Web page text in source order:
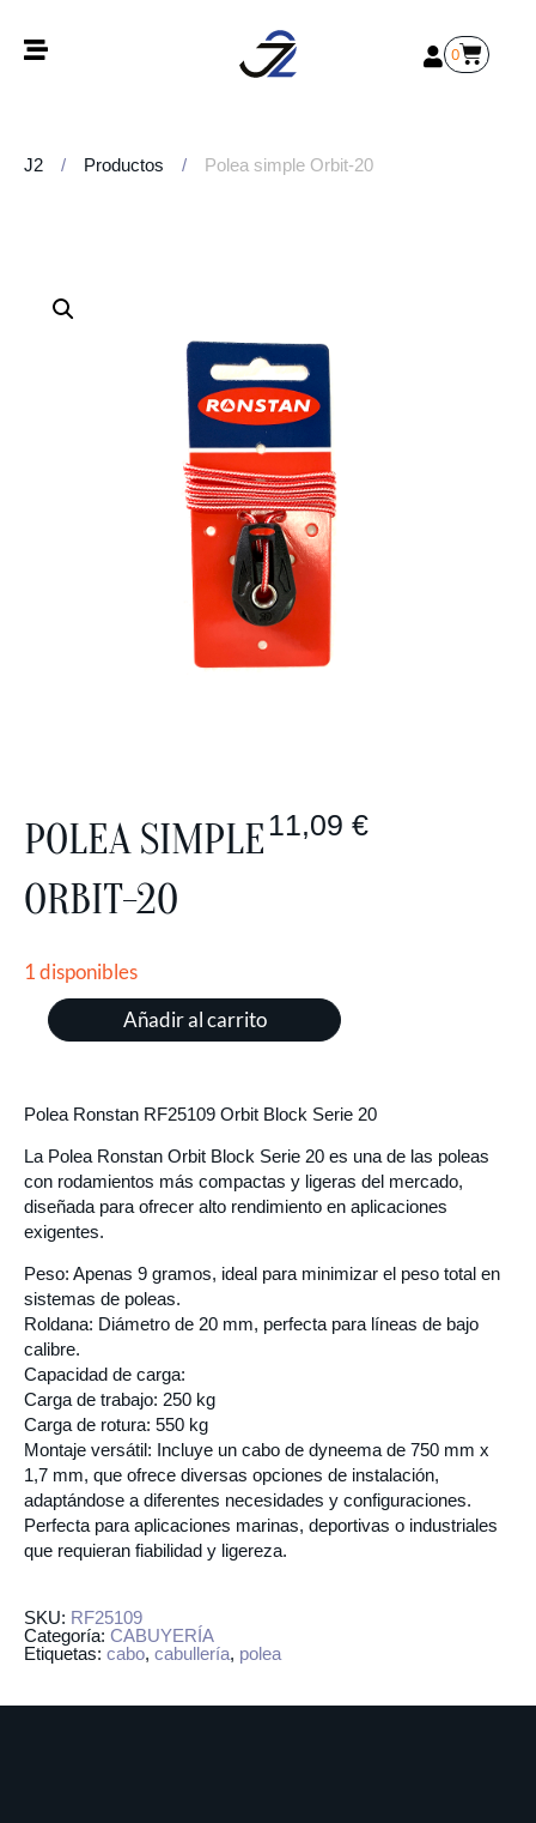
0
J2 / Productos / Polea simple Orbit-20
POLEA SIMPLE
ORBIT-20
11,09 €
1 disponibles
Añadir al carrito
Polea Ronstan RF25109 Orbit Block Serie 20
La Polea Ronstan Orbit Block Serie 20 es una de las poleas
con rodamientos más compactas y ligeras del mercado,
diseñada para ofrecer alto rendimiento en aplicaciones
exigentes.
Peso: Apenas 9 gramos, ideal para minimizar el peso total en
sistemas de poleas.
Roldana: Diámetro de 20 mm, perfecta para líneas de bajo
calibre.
Capacidad de carga:
Carga de trabajo: 250 kg
Carga de rotura: 550 kg
Montaje versátil: Incluye un cabo de dyneema de 750 mm x
1,7 mm, que ofrece diversas opciones de instalación,
adaptándose a diferentes necesidades y configuraciones.
Perfecta para aplicaciones marinas, deportivas o industriales
que requieran fiabilidad y ligereza.
SKU: RF25109
Categoría: CABUYERÍA
Etiquetas: cabo, cabullería, polea